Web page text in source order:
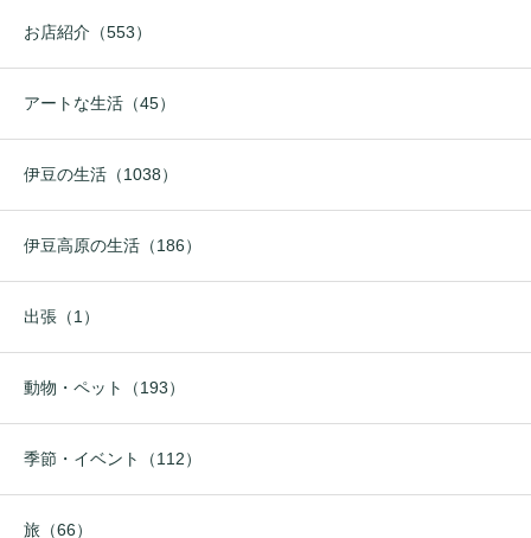
お店紹介（553）
アートな生活（45）
伊豆の生活（1038）
伊豆高原の生活（186）
出張（1）
動物・ペット（193）
季節・イベント（112）
旅（66）